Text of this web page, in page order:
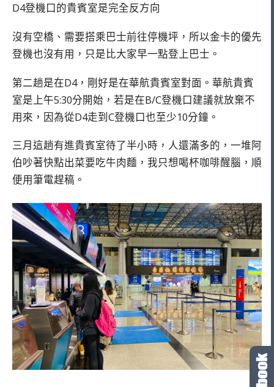
D4登機口的貴賓室是完全反方向
沒有空橋、需要搭乘巴士前往停機坪，所以金卡的優先
登機也沒有用，只是比大家早一點登上巴士。
第二趟是在D4，剛好是在華航貴賓室對面。華航貴賓
室是上午5:30分開始，若是在B/C登機口建議就放棄不
用來，因為從D4走到C登機口也至少10分鐘。
三月這趟有進貴賓室待了半小時，人還滿多的，一堆阿
伯吵著快點出菜要吃牛肉麵，我只想喝杯咖啡醒腦，順
便用筆電趕稿。